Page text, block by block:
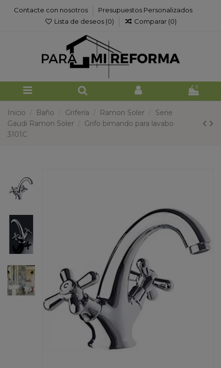
Contacte con nosotros
Presupuestos Personalizados
Lista de deseos (0) Comparar (0)
0
Inicio Baño Grifería Ramon Soler
Serie
Gaudi Ramon Soler
Grifo bimando para lavabo
3101C